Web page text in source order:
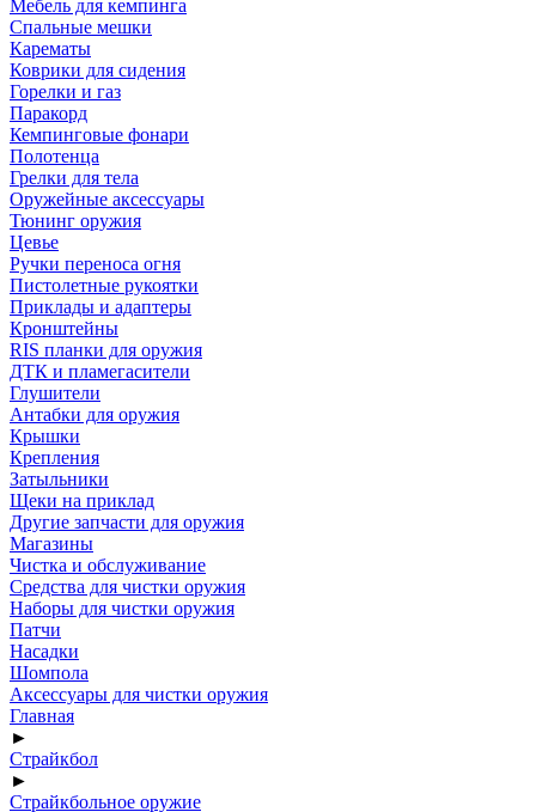
Мебель для кемпинга
Спальные мешки
Карематы
Коврики для сидения
Горелки и газ
Паракорд
Кемпинговые фонари
Полотенца
Грелки для тела
Оружейные аксессуары
Тюнинг оружия
Цевье
Ручки переноса огня
Пистолетные рукоятки
Приклады и адаптеры
Кронштейны
RIS планки для оружия
ДТК и пламегасители
Глушители
Антабки для оружия
Крышки
Крепления
Затыльники
Щеки на приклад
Другие запчасти для оружия
Магазины
Чистка и обслуживание
Средства для чистки оружия
Наборы для чистки оружия
Патчи
Насадки
Шомпола
Аксессуары для чистки оружия
Главная
►
Страйкбол
►
Страйкбольное оружие